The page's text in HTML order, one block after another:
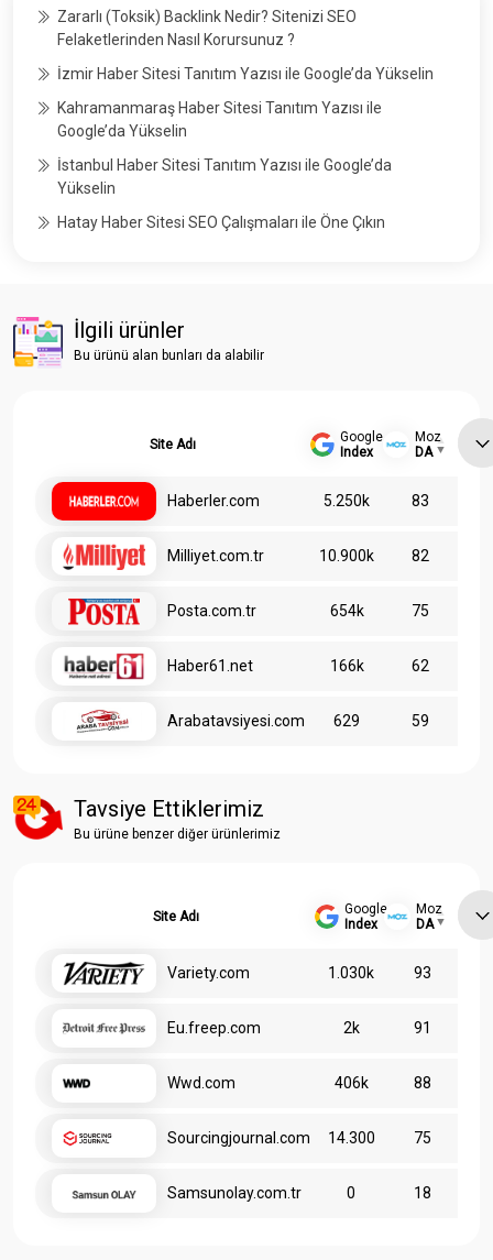
Zararlı (Toksik) Backlink Nedir? Sitenizi SEO
Felaketlerinden Nasıl Korursunuz ?
İzmir Haber Sitesi Tanıtım Yazısı ile Google’da Yükselin
Kahramanmaraş Haber Sitesi Tanıtım Yazısı ile
Google’da Yükselin
İstanbul Haber Sitesi Tanıtım Yazısı ile Google’da
Yükselin
Hatay Haber Sitesi SEO Çalışmaları ile Öne Çıkın
İlgili ürünler
Bu ürünü alan bunları da alabilir
Site Adı
Google
Index
Moz
DA
Haberler.com 5.250k 83
Milliyet.com.tr 10.900k 82
Posta.com.tr 654k 75
Haber61.net 166k 62
Arabatavsiyesi.com 629 59
Tavsiye Ettiklerimiz
Bu ürüne benzer diğer ürünlerimiz
Site Adı
Google
Index
Moz
DA
Variety.com 1.030k 93
Eu.freep.com 2k 91
Wwd.com 406k 88
Sourcingjournal.com 14.300 75
Samsunolay.com.tr 0 18